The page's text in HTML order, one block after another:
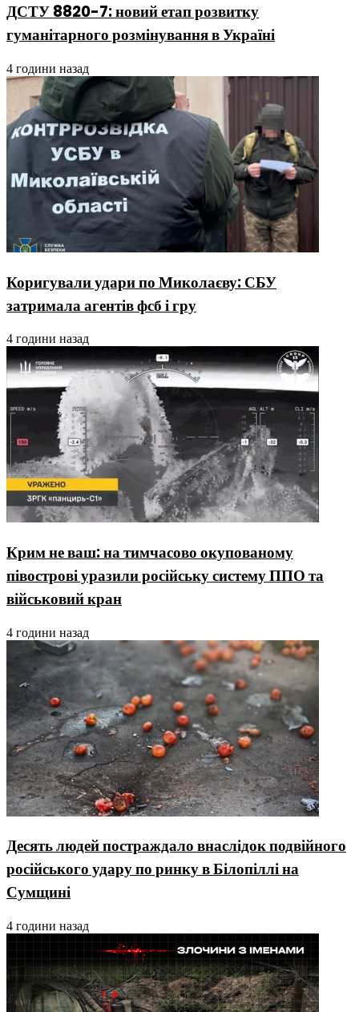
ДСТУ 8820-7: новий етап розвитку
гуманітарного розмінування в Україні
4 години назад
Коригували удари по Миколаєву: СБУ
затримала агентів фсб і гру
4 години назад
Крим не ваш: на тимчасово окупованому
півострові уразили російську систему ППО та
військовий кран
4 години назад
Десять людей постраждало внаслідок подвійного
російського удару по ринку в Білопіллі на
Сумщині
4 години назад